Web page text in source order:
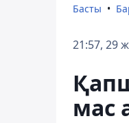
Басты
21:57, 29
мас